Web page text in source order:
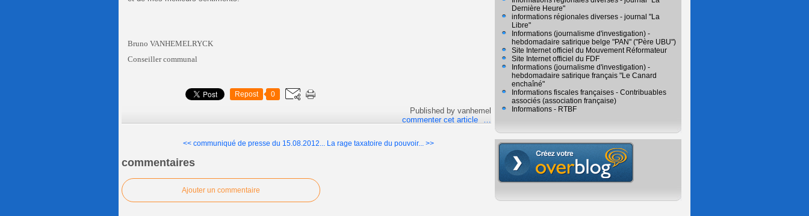
Bruno VANHEMELRYCK
Conseiller communal
Repost 0
Published by vanhemel
commenter cet article
<< communiqué de presse du 15.08.2012... La rage taxatoire du pouvoir... >>
commentaires
Ajouter un commentaire
Dernière Heure"
informations régionales diverses - journal "La
Libre"
Informations (journalisme d'investigation) -
hebdomadaire satirique belge "PAN" ("Père UBU")
Site Internet officiel du Mouvement Réformateur
Site Internet officiel du FDF
Informations (journalisme d'investigation) -
hebdomadaire satirique français "Le Canard
enchaîné"
Informations fiscales françaises - Contribuables
associés (association française)
Informations - RTBF